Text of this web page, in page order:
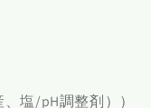
塩/pH調整剤））